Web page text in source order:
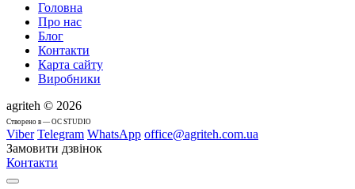
Головна
Про нас
Блог
Контакти
Карта сайту
Виробники
agriteh © 2026
Cтворено в — OC STUDIO
Viber Telegram WhatsApp office@agriteh.com.ua
Замовити дзвінок
Контакти